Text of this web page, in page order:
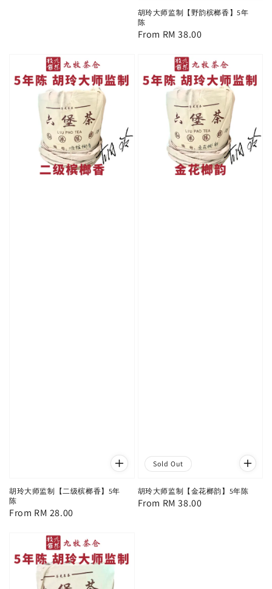
胡玲大师监制【野韵槟榔香】5年
陈
Regular
From RM 38.00
胡玲大师监制【二级槟榔香】5年
陈
Regular
From RM 28.00
Sold Out
胡玲大师监制【金花榔韵】5年陈
Regular
From RM 38.00